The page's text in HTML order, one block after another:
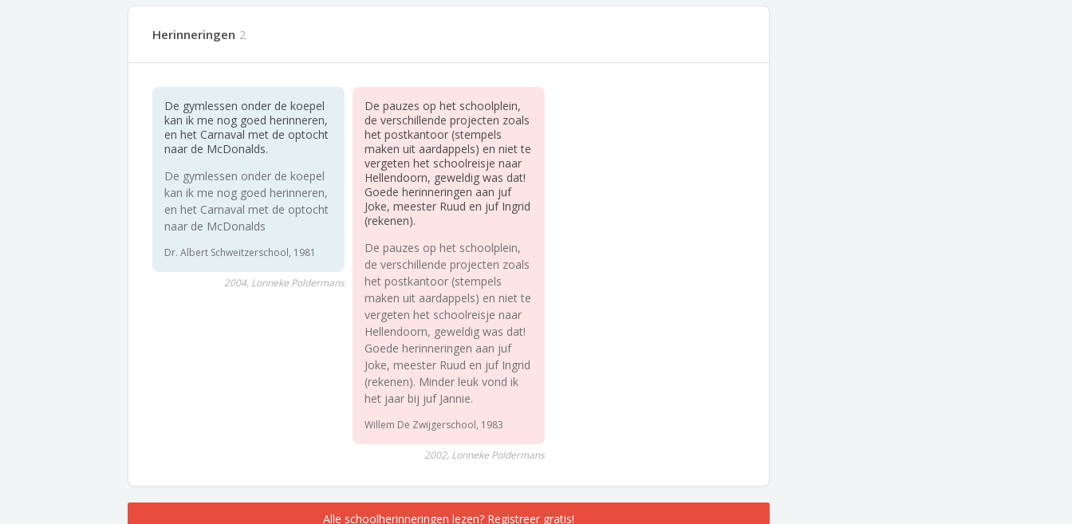
Herinneringen 2
De gymlessen onder de koepel
kan ik me nog goed herinneren,
en het Carnaval met de optocht
naar de McDonalds.
De gymlessen onder de koepel
kan ik me nog goed herinneren,
en het Carnaval met de optocht
naar de McDonalds
Dr. Albert Schweitzerschool, 1981
2004, Lonneke Poldermans
De pauzes op het schoolplein,
de verschillende projecten zoals
het postkantoor (stempels
maken uit aardappels) en niet te
vergeten het schoolreisje naar
Hellendoorn, geweldig was dat!
Goede herinneringen aan juf
Joke, meester Ruud en juf Ingrid
(rekenen).
De pauzes op het schoolplein,
de verschillende projecten zoals
het postkantoor (stempels
maken uit aardappels) en niet te
vergeten het schoolreisje naar
Hellendoorn, geweldig was dat!
Goede herinneringen aan juf
Joke, meester Ruud en juf Ingrid
(rekenen). Minder leuk vond ik
het jaar bij juf Jannie.
Willem De Zwijgerschool, 1983
2002, Lonneke Poldermans
Alle schoolherinneringen lezen? Registreer gratis!